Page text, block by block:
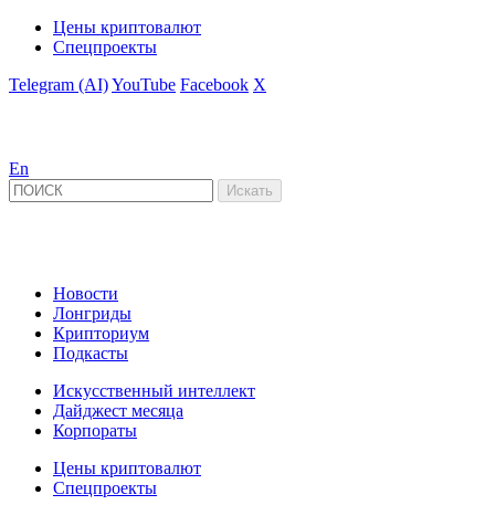
Цены криптовалют
Спецпроекты
Telegram (AI)YouTube Facebook X
En
Новости
Лонгриды
Крипториум
Подкасты
Искусственный интеллект
Дайджест месяца
Корпораты
Цены криптовалют
Спецпроекты